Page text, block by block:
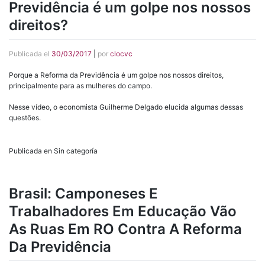
Previdência é um golpe nos nossos
direitos?
Publicada el 30/03/2017 por clocvc
Porque a Reforma da Previdência é um golpe nos nossos direitos,
principalmente para as mulheres do campo.
Nesse vídeo, o economista Guilherme Delgado elucida algumas dessas
questões.
Publicada en Sin categoría
Brasil: Camponeses E
Trabalhadores Em Educação Vão
As Ruas Em RO Contra A Reforma
Da Previdência